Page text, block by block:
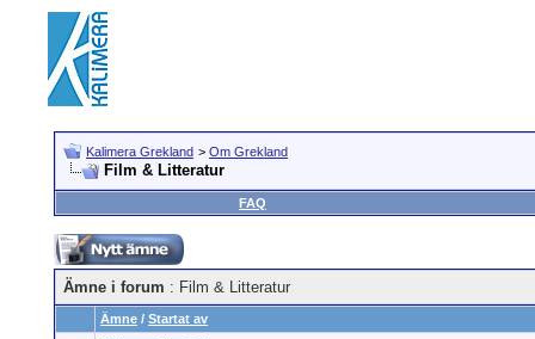
Kalimera Grekland > Om Grekland
Film & Litteratur
FAQ
Ämne i forum : Film & Litteratur
Ämne / Startat av